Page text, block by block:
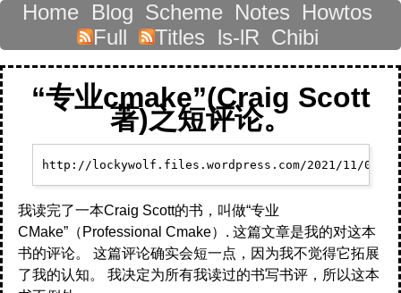
Home Blog Scheme Notes Howtos
Full
Titles ls-lR Chibi
“专业cmake”(Craig Scott
著)之短评论。
我读完了一本Craig Scott的书，叫做“专业
CMake”（Professional Cmake）. 这篇文章是我的对这本
书的评论。 这篇评论确实会短一点，因为我不觉得它拓展
了我的认知。 我决定为所有我读过的书写书评，所以这本